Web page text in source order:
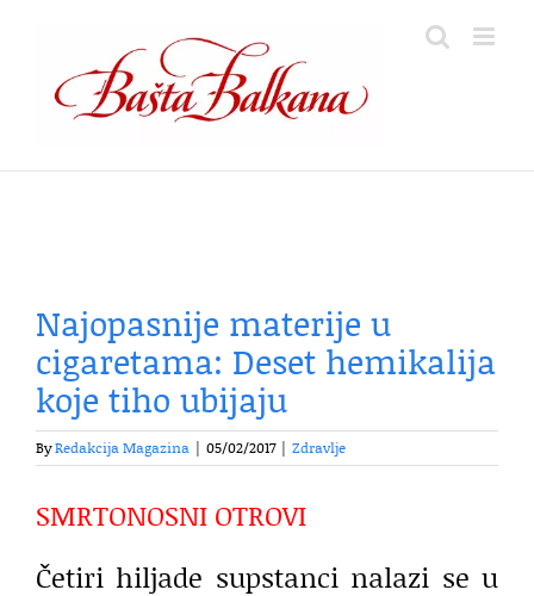
content
Najopasnije materije u
cigaretama: Deset hemikalija
koje tiho ubijaju
ByRedakcija Magazina 05/02/2017 Zdravlje
SMRTONOSNI OTROVI
Četiri hiljade supstanci nalazi se u